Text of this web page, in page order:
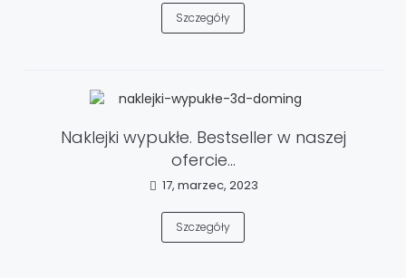
Szczegóły
Naklejki wypukłe. Bestseller w naszej
ofercie...
17, marzec, 2023
Szczegóły